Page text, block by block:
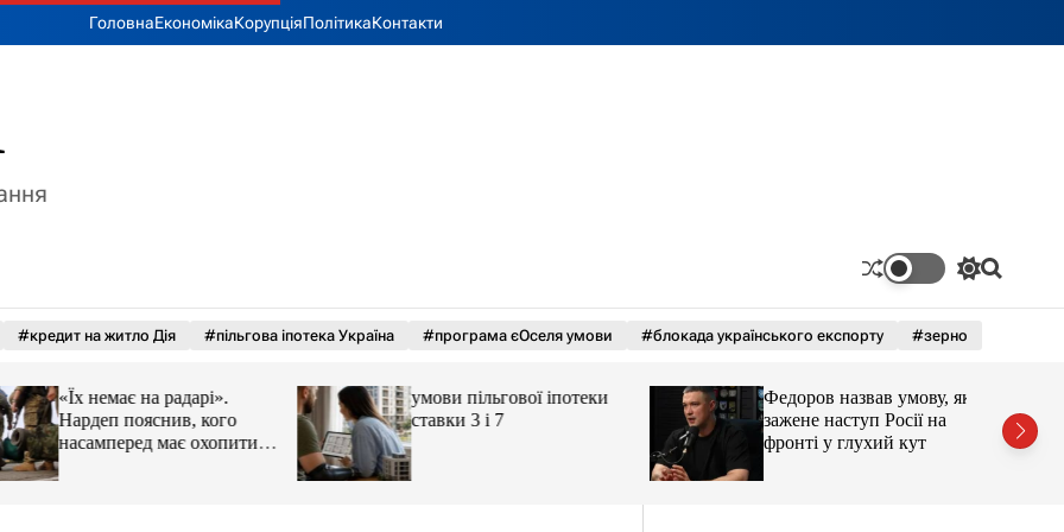
ГоловнаЕкономікаКорупціяПолітикаКонтакти
П
е
к
а
П
#кредит на житло Дія #пільгова іпотека Україна #програма єОселя умови #блокада українського експорту #зерно
«Їх немає на радарі».
Нардеп пояснив, кого
насамперед має охопити
реформа мобілізації
умови пільгової іпотеки
ставки 3 і 7
Федоров назвав умову, яка
зажене наступ Росії на
фронті у глухий кут